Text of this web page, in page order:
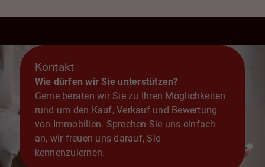
Kontakt
Wie dürfen wir Sie unterstützen?
Gerne beraten wir Sie zu Ihren Möglichkeiten
rund um den Kauf, Verkauf und Bewertung
von Immobilien. Sprechen Sie uns einfach
an, wir freuen uns darauf, Sie
kennenzulernen.